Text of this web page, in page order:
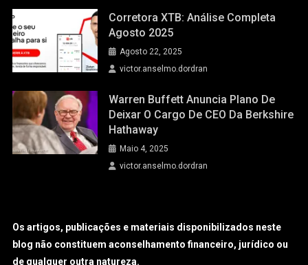
Corretora XTB: Análise Completa
Agosto 2025
Agosto 22, 2025
victor.anselmo.dordran
Warren Buffett Anuncia Plano De
Deixar O Cargo De CEO Da Berkshire
Hathaway
Maio 4, 2025
victor.anselmo.dordran
Os artigos, publicações e materiais disponibilizados neste
blog não constituem aconselhamento financeiro, jurídico ou
de qualquer outra natureza.